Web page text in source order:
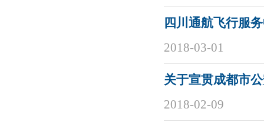
四川通航飞行服
2018-03-01
关于宣贯成都市
2018-02-09